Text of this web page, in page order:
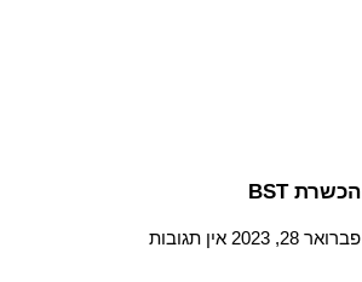
הכשרת BST
פברואר 28, 2023 אין תגובות